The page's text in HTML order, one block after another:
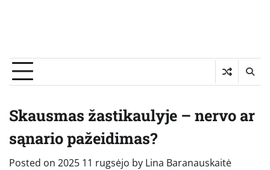
Skausmas žastikaulyje – nervo ar
sąnario pažeidimas?
Posted on 2025 11 rugsėjo by Lina Baranauskaitė